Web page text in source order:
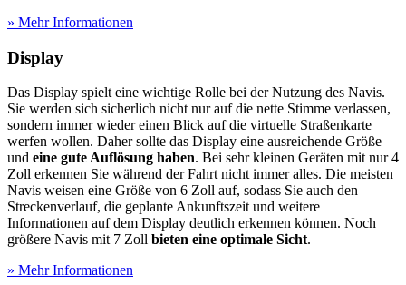
» Mehr Informationen
Display
Das Display spielt eine wichtige Rolle bei der Nutzung des Navis.
Sie werden sich sicherlich nicht nur auf die nette Stimme verlassen,
sondern immer wieder einen Blick auf die virtuelle Straßenkarte
werfen wollen. Daher sollte das Display eine ausreichende Größe
und eine gute Auflösung haben. Bei sehr kleinen Geräten mit nur 4
Zoll erkennen Sie während der Fahrt nicht immer alles. Die meisten
Navis weisen eine Größe von 6 Zoll auf, sodass Sie auch den
Streckenverlauf, die geplante Ankunftszeit und weitere
Informationen auf dem Display deutlich erkennen können. Noch
größere Navis mit 7 Zoll bieten eine optimale Sicht.
» Mehr Informationen